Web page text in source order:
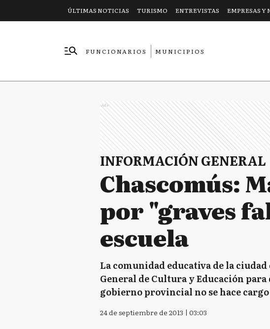
ÚLTIMAS NOTICIAS TURISMO ENTREVISTAS EMPRESAS Y
FUNCIONARIOS
MUNICIPIOS
Ads
INFORMACIÓN GENERAL
Chascomús:
por "graves
escuela
La comunidad educativa de la
General de Cultura y Educación
gobierno provincial no se hace
24 de septiembre de 2013 | 03:03